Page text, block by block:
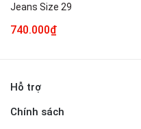
Jeans Size 29
740.000₫
Hỗ trợ
Chính sách